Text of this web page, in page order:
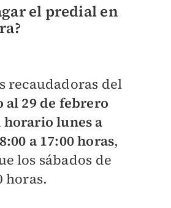
el predial en
recaudadoras del
al 29 de febrero
lunes a
a 17:00 horas,
los sábados de
horas.